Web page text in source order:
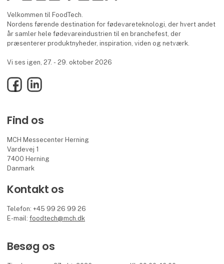
Velkommen til FoodTech.
Nordens førende destination for fødevareteknologi, der hvert andet
år samler hele fødevareindustrien til en branchefest, der
præsenterer produktnyheder, inspiration, viden og netværk.
Vi ses igen, 27. - 29. oktober 2026
FacebookLinkedIn
Find os
MCH Messecenter Herning
Vardevej 1
7400 Herning
Danmark
Kontakt os
Telefon: +45 99 26 99 26
E-mail:foodtech@mch.dk
Besøg os